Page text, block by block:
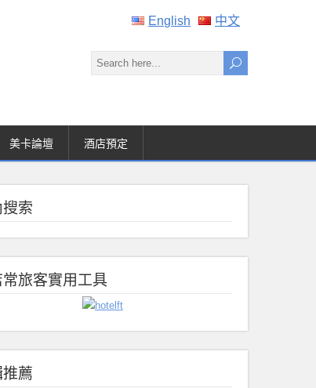
English 中文
美卡論壇 酒店預定
索
旅客實用工具
薦